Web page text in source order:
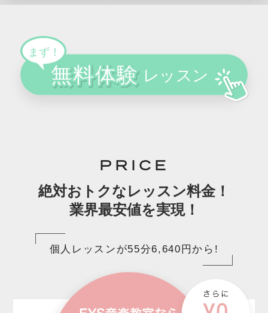
PRICE
絶対おトクなレッスン料金！
業界最安値を実現！
個人レッスンが55分6,640円から!